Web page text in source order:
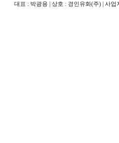
대표 : 박광용 | 상호 : 경인유화(주) | 사업